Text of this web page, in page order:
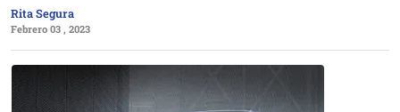
Rita Segura
Febrero 03 , 2023